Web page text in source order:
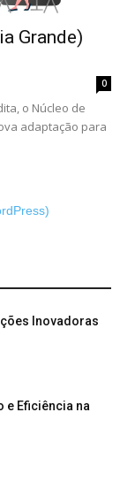
Grande)
0
o Núcleo de
adaptação para
Inovadoras
e Eficiência na